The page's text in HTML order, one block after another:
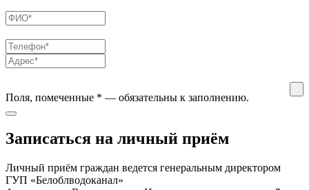
Поля, помеченные * — обязательны к заполнению.
Записаться на личный приём
Личный приём граждан ведется генеральным директором
ГУП «Белоблводоканал»